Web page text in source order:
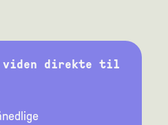
viden direkte til